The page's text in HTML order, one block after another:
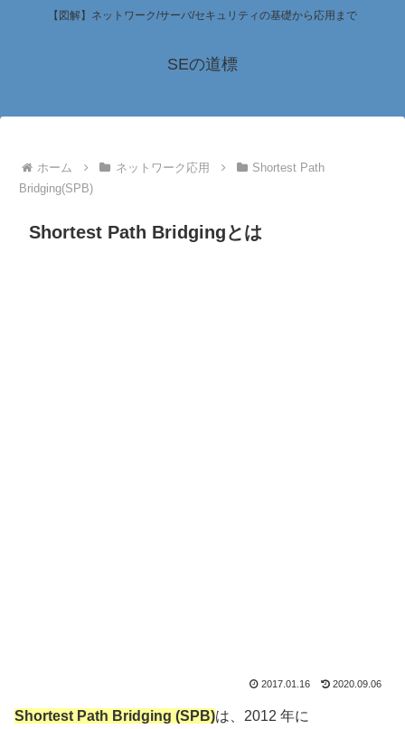
【図解】ネットワーク/サーバ/セキュリティの基礎から応用まで
SEの道標
ホーム ネットワーク応用
Shortest Path
Bridging(SPB)
Shortest Path Bridgingとは
2017.01.16 2020.09.06
Shortest Path Bridging (SPB)は、2012 年に